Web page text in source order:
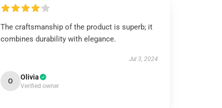
The craftsmanship of the product is superb; it
combines durability with elegance.
Jul 3, 2024
O Olivia
Verified owner